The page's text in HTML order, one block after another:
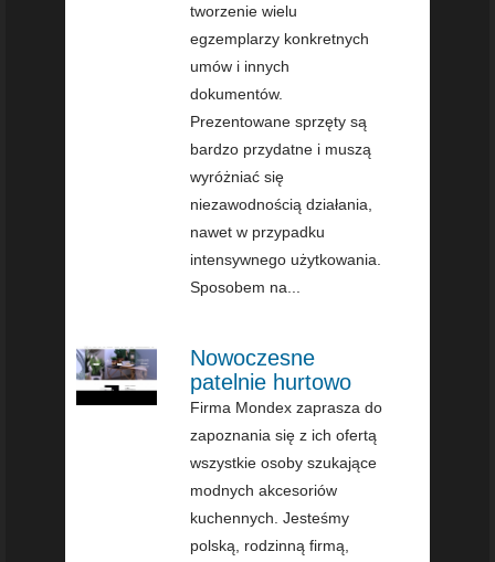
tworzenie wielu
egzemplarzy konkretnych
umów i innych
dokumentów.
Prezentowane sprzęty są
bardzo przydatne i muszą
wyróżniać się
niezawodnością działania,
nawet w przypadku
intensywnego użytkowania.
Sposobem na...
Nowoczesne
patelnie hurtowo
Firma Mondex zaprasza do
zapoznania się z ich ofertą
wszystkie osoby szukające
modnych akcesoriów
kuchennych. Jesteśmy
polską, rodzinną firmą,